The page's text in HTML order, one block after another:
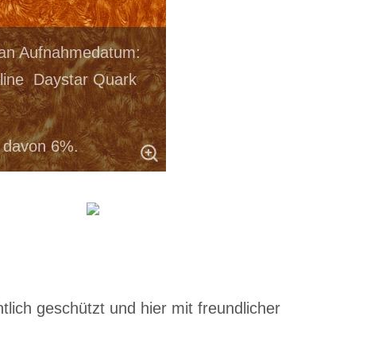
Aufnahmedatum:
Daystar Quark
6%.
geschützt und hier mit freundlicher